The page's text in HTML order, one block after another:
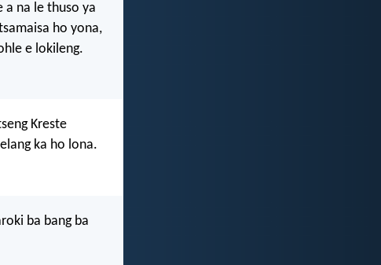
na le thuso ya
ho yona,
e lokileng.
Kreste
ka ho lona.
ba bang ba